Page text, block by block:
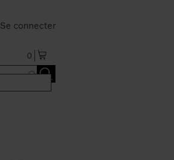
Se connecter
0